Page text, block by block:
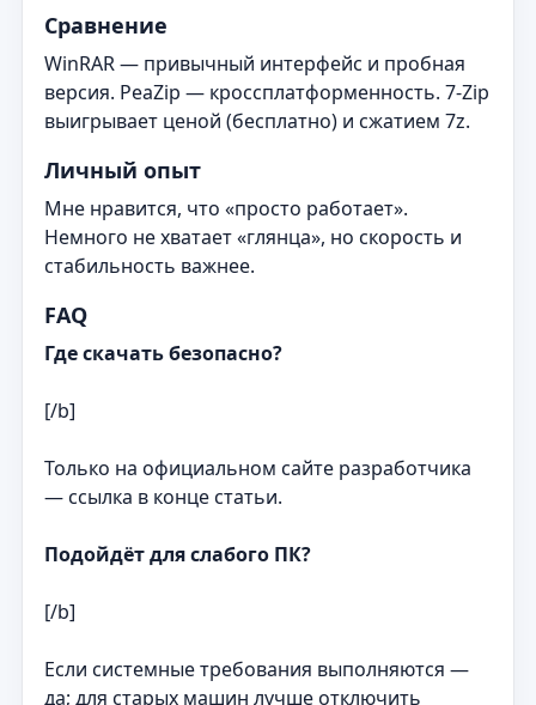
Сравнение
WinRAR — привычный интерфейс и пробная
версия. PeaZip — кроссплатформенность. 7‑Zip
выигрывает ценой (бесплатно) и сжатием 7z.
Личный опыт
Мне нравится, что «просто работает».
Немного не хватает «глянца», но скорость и
стабильность важнее.
FAQ
Где скачать безопасно?
[/b]
Только на официальном сайте разработчика
— ссылка в конце статьи.
Подойдёт для слабого ПК?
[/b]
Если системные требования выполняются —
да; для старых машин лучше отключить